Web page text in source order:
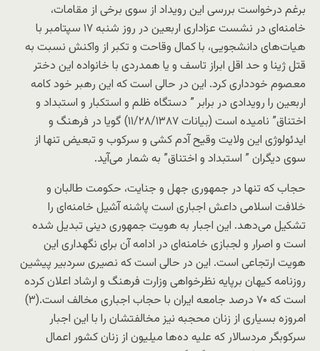
برغم درخواست بررسی این رویداد از سوی برخی از مقامات،
خامنه‌ای در نشست عزاداری اربعین در روز شنبه ۱۷ سپتامبر با
هیات‌های دانشجویی، با کمال وقاحت و تکبر از واکنش نسبت به
قتل ژینا و حد اقل ابراز تاسف و یا همدردی با خانواده این دختر
معصوم خودداری کرد. این در حالی است که این رهبر خود کامه
اربعین را رویدادی در برابر ” دستگاه ظلم و استکبار و استبداد و
اختناق” نامیده است (بیانات ۱۱/۲۸/۱۳۸۷) گویا در فرهنگ و
ایدئولوژی این ولایت وقیح آدم کشی و سرکوب و تبعیض تنها از
سوی دیگران ” استبداد و اختناق” به شمار می‌آید.
حجاب که تنها در جمهوری جهل و جنایت، حکومت طالبان و
خلافت اسلامی داعش اجباری است پاشنه آشیل خامنه‌ای را
تشکیل می‌دهد. این اجبار به هویت جمهوری دینی تبدیل شده
است و اصرار و لجبازی خامنه‌ای در ادامه آن برای نگهداری این
هویت ارتجاعی است. این در حالی است که نصیری سردبیر پیشین
روزنامه کیهان برپایه نظرخواهی وزارت فرهنگ و ارشاد اعلان کرده
است که ۷۰ درصد جامعه ایران با حجاب اجباری مخالف است.(۳)
امروزه بسیاری از زنان محجبه نیز مخالفتشان را با این اجبار
سرکوبگر مردسالار که علیه ده‌ها میلیون از زنان کشور اعمال